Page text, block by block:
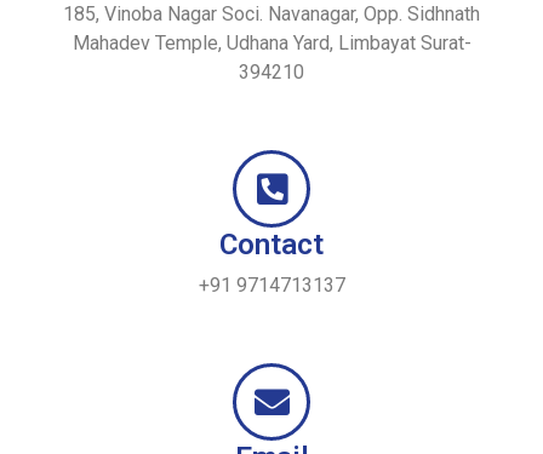
185, Vinoba Nagar Soci. Navanagar, Opp. Sidhnath
Mahadev Temple, Udhana Yard, Limbayat Surat-
394210
Contact
+91 9714713137